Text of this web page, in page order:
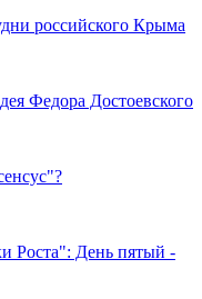
российского Крыма
Федора Достоевского
Роста": День пятый -